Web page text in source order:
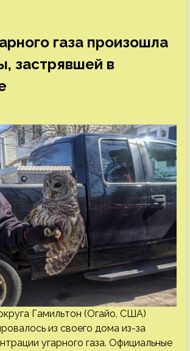
газа произошла
застрявшей в
Гамильтон (Огайо, США)
из своего дома из-за
угарного газа. Официальные